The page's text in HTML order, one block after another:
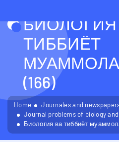
БИОЛОГИЯ
ТИББИЁТ
(166)
Home
Journales and
Journal problems of biology
Биология ва тиббиёт